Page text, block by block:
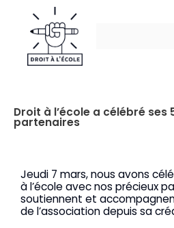
contenu
Droit à l’école a célébré ses
partenaires
Jeudi 7 mars, nous avons
à l’école avec nos précieux
soutiennent et
de l’association depuis sa